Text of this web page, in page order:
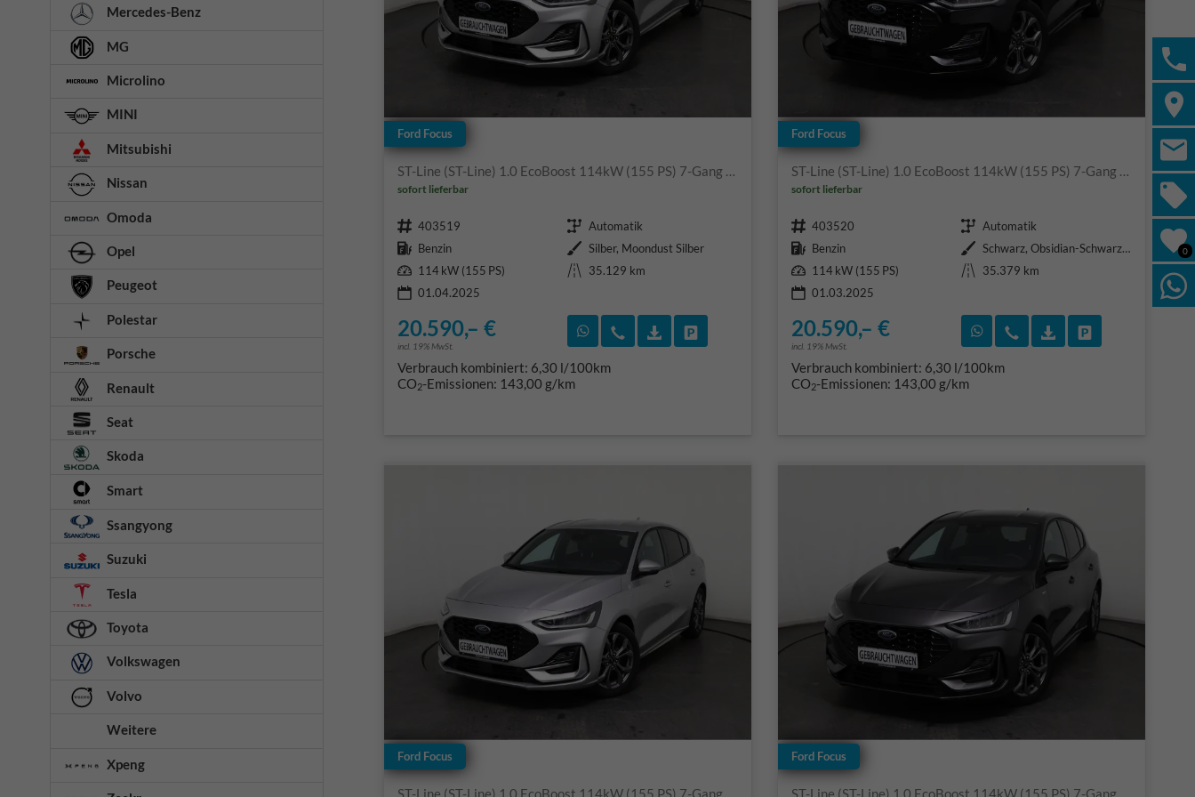
Ford Focus
ST-Line (ST-Line) 1.0 EcoBoost 114kW (155 PS) 7-Gang Doppelkupplungsgetriebe
sofort lieferbar
Fahrzeugnr. 403519 Getriebe Automatik
Kraftstoff Benzin Außenfarbe Silber, Moondust Silber
Leistung 114 kW (155 PS) Kilometerstand
35.129 km
01.04.2025
20.590,– €
incl. 19% MwSt.
Rückruf vereinbaren
Wir rufen Sie an
Fahrzeugexposé (PDF)
Fahrzeug parken
Verbrauch kombiniert: 6,30 l/100km
CO2-Emissionen: 143,00 g/km
Ford Focus
ST-Line (ST-Line) 1.0 EcoBoost 114kW (155 PS) 7-Gang Doppelkupplungsgetriebe
sofort lieferbar
Fahrzeugnr. 403520 Getriebe Automatik
Kraftstoff Benzin Außenfarbe
Schwarz, Obsidian-Schwarz Metallic (PN4GM0)
Leistung 114 kW (155 PS) Kilometerstand
35.379 km
01.03.2025
20.590,– €
incl. 19% MwSt.
Rückruf vereinbaren
Wir rufen Sie an
Fahrzeugexposé
Verbrauch kombiniert: 6,30 l/100km
CO2-Emissionen: 143,00 g/km
Ford Focus Ford Focus
Mercedes-Benz
MG
Microlino
MINI
Mitsubishi
Nissan
Omoda
Opel
Peugeot
Polestar
Porsche
Renault
Seat
Skoda
Smart
Ssangyong
Suzuki
Tesla
Toyota
Volkswagen
Volvo
Weitere
Xpeng
0